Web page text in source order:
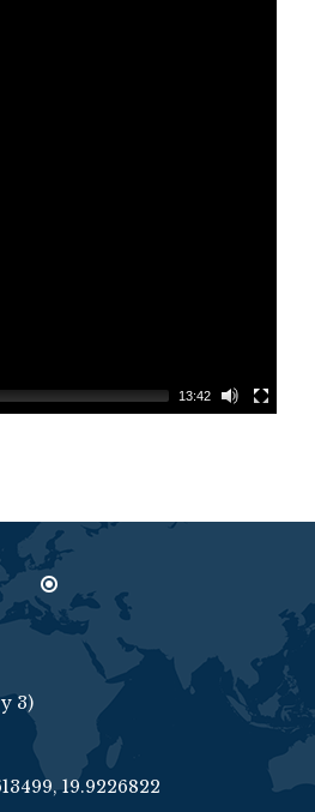
13:42
3)
19.9226822